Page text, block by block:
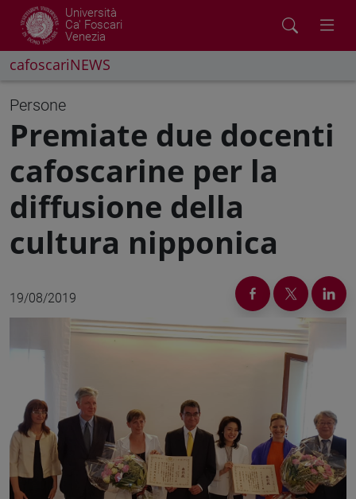
Università
Ca' Foscari
Venezia
cafoscariNEWS
Persone
Premiate due docenti
cafoscarine per la
diffusione della
cultura nipponica
19/08/2019